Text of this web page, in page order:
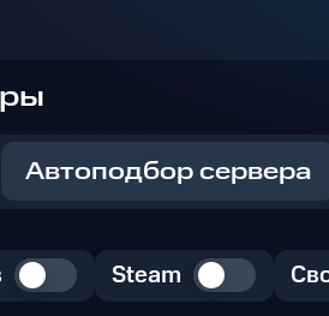
Автоподбор сервера
Steam